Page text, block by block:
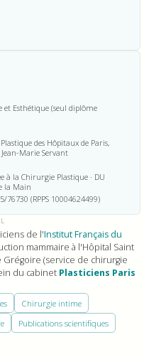
et Esthétique (seul diplôme
des Hôpitaux de Paris,
Marie Servant
à la Chirurgie Plastique · DU
la Main
76730 (RPPS 10004624499)
de l'Institut Français du
mammaire à l'Hôpital Saint
Grégoire (service de chirurgie
du cabinet Plasticiens Paris
Chirurgie intime
Publications scientifiques